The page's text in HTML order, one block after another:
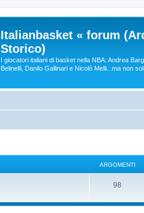
Italianbasket « forum
Storico)
I giocatori italiani di basket nella NBA: Andrea
Belinelli, Danilo Gallinari e Nicolò Melli...ma non
ARGOMENTI
98